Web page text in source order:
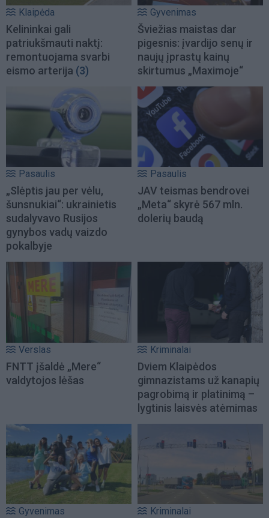
Klaipėda
Kelininkai gali
patriukšmauti naktį:
remontuojama svarbi
eismo arterija (3)
Gyvenimas
Šviežias maistas dar
pigesnis: įvardijo senų ir
naujų įprastų kainų
skirtumus „Maximoje“
Pasaulis
„Slėptis jau per vėlu,
šunsnukiai“: ukrainietis
sudalyvavo Rusijos
gynybos vadų vaizdo
pokalbyje
Pasaulis
JAV teismas bendrovei
„Meta“ skyrė 567 mln.
dolerių baudą
Verslas
FNTT įšaldė „Mere“
valdytojos lėšas
Kriminalai
Dviem Klaipėdos
gimnazistams už kanapių
pagrobimą ir platinimą –
lygtinis laisvės atėmimas
Gyvenimas Kriminalai